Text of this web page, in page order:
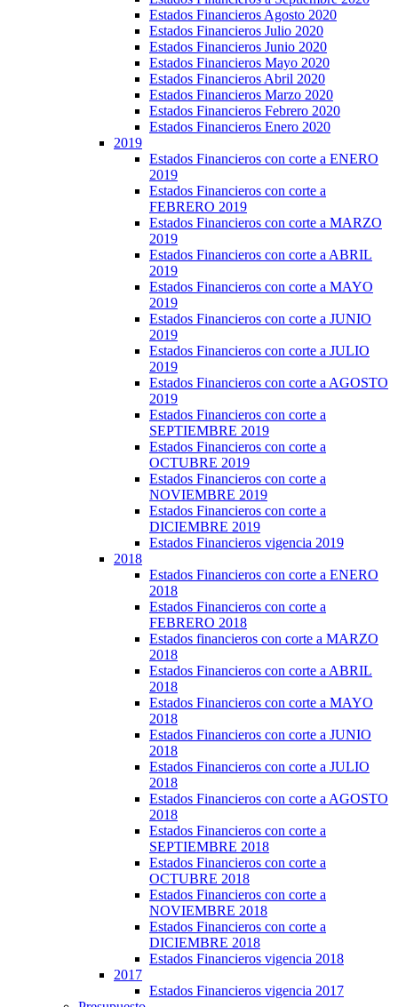
Estados Financieros Agosto 2020
Estados Financieros Julio 2020
Estados Financieros Junio 2020
Estados Financieros Mayo 2020
Estados Financieros Abril 2020
Estados Financieros Marzo 2020
Estados Financieros Febrero 2020
Estados Financieros Enero 2020
2019
Estados Financieros con corte a ENERO
2019
Estados Financieros con corte a
FEBRERO 2019
Estados Financieros con corte a MARZO
2019
Estados Financieros con corte a ABRIL
2019
Estados Financieros con corte a MAYO
2019
Estados Financieros con corte a JUNIO
2019
Estados Financieros con corte a JULIO
2019
Estados Financieros con corte a AGOSTO
2019
Estados Financieros con corte a
SEPTIEMBRE 2019
Estados Financieros con corte a
OCTUBRE 2019
Estados Financieros con corte a
NOVIEMBRE 2019
Estados Financieros con corte a
DICIEMBRE 2019
Estados Financieros vigencia 2019
2018
Estados Financieros con corte a ENERO
2018
Estados Financieros con corte a
FEBRERO 2018
Estados financieros con corte a MARZO
2018
Estados Financieros con corte a ABRIL
2018
Estados Financieros con corte a MAYO
2018
Estados Financieros con corte a JUNIO
2018
Estados Financieros con corte a JULIO
2018
Estados Financieros con corte a AGOSTO
2018
Estados Financieros con corte a
SEPTIEMBRE 2018
Estados Financieros con corte a
OCTUBRE 2018
Estados Financieros con corte a
NOVIEMBRE 2018
Estados Financieros con corte a
DICIEMBRE 2018
Estados Financieros vigencia 2018
2017
Estados Financieros vigencia 2017